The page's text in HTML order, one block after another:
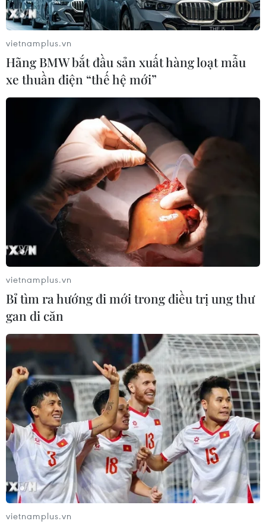
TIN CÙNG CHUYÊN MỤC
Tiến "Bịp" hầu tòa trong vụ
án tổ chức sử dụng trái phép chất ma
túy
vietnamplus.vn
Hãng BMW bắt đầu sản xuất hàng loạt mẫu
xe thuần điện “thế hệ mới”
vietnamplus.vn
Bỉ tìm ra hướng đi mới trong điều trị ung thư
gan di căn
vietnamplus.vn